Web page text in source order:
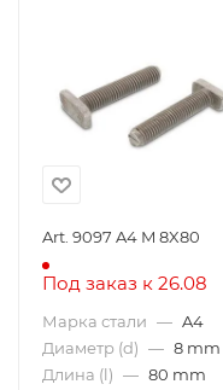
Art. 9097 A4 M 8X80
Под заказ к 26.08
Марка стали — A4
Диаметр (d) — 8 mm
Длина (l) — 80 mm